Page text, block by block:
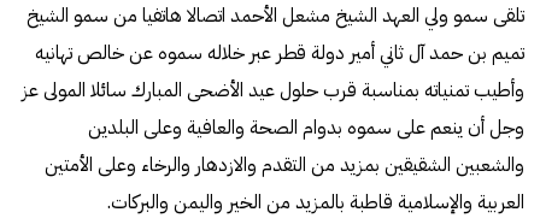
تلقى سمو ولي العهد الشيخ مشعل الأحمد اتصالا هاتفيا من سمو الشيخ
تميم بن حمد آل ثاني أمير دولة قطر عبر خلاله سموه عن خالص تهانيه
وأطيب تمنياته بمناسبة قرب حلول عيد الأضحى المبارك سائلا المولى عز
وجل أن ينعم على سموه بدوام الصحة والعافية وعلى البلدين
والشعبين الشقيقين بمزيد من التقدم والازدهار والرخاء وعلى الأمتين
العربية والإسلامية قاطبة بالمزيد من الخير واليمن والبركات.